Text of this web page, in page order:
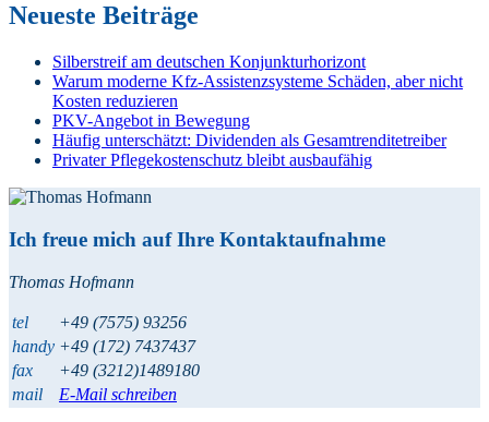
Neueste Beiträge
Silberstreif am deutschen Konjunkturhorizont
Warum moderne Kfz-Assistenzsysteme Schäden, aber nicht
Kosten reduzieren
PKV-Angebot in Bewegung
Häufig unterschätzt: Dividenden als Gesamtrenditetreiber
Privater Pflegekostenschutz bleibt ausbaufähig
Ich freue mich auf Ihre Kontaktaufnahme
Thomas Hofmann
tel
+49 (7575) 93256
handy +49 (172) 7437437
fax
+49 (3212)1489180
mail
E-Mail schreiben